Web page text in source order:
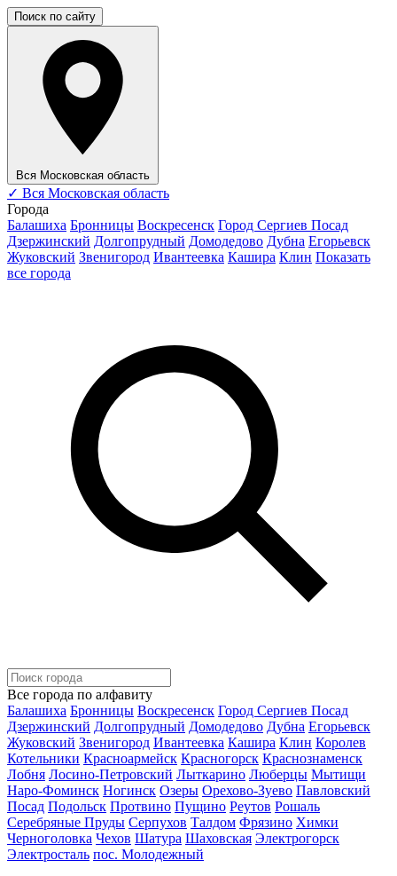
Поиск по сайту
Вся Московская область
✓ Вся Московская область
Города
Балашиха Бронницы Воскресенск Город Сергиев Посад
Дзержинский Долгопрудный Домодедово Дубна Егорьевск
Жуковский Звенигород Ивантеевка Кашира Клин Показать
все города
Все города по алфавиту
Балашиха Бронницы Воскресенск Город Сергиев Посад
Дзержинский Долгопрудный Домодедово Дубна Егорьевск
Жуковский Звенигород Ивантеевка Кашира Клин Королев
Котельники Красноармейск Красногорск Краснознаменск
Лобня Лосино-Петровский Лыткарино Люберцы Мытищи
Наро-Фоминск Ногинск Озеры Орехово-Зуево Павловский
Посад Подольск Протвино Пущино Реутов Рошаль
Серебряные Пруды Серпухов Талдом Фрязино Химки
Черноголовка Чехов Шатура Шаховская Электрогорск
Электросталь пос. Молодежный